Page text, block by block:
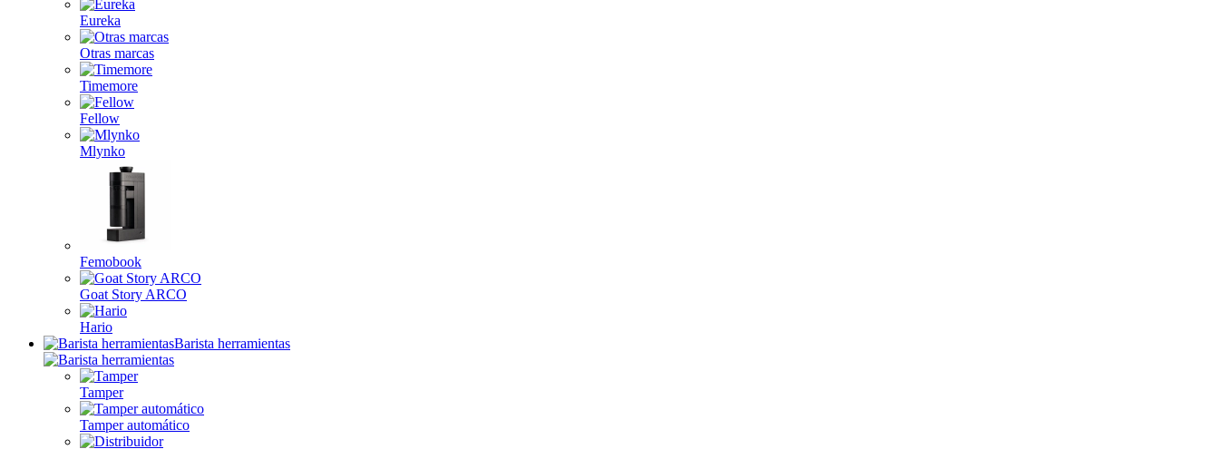
Eureka
Otras marcas
Timemore
Fellow
Mlynko
Femobook
Goat Story ARCO
Hario
Barista herramientas
Tamper
Tamper automático